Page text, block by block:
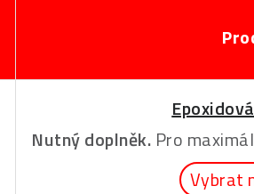
Nutný doplněk. Pro
Vybrat